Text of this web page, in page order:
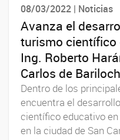
08/03/2022 | Noticias
Avanza el
turismo científico
Ing. Roberto
Carlos de
Dentro de los
encuentra el
científico educativo
en la ciudad de San